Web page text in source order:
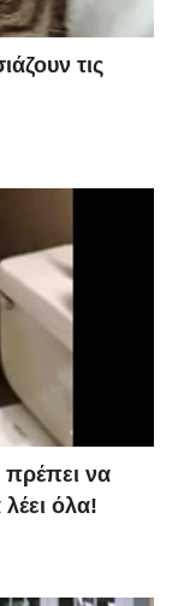
τις
πρέπει να
όλα!